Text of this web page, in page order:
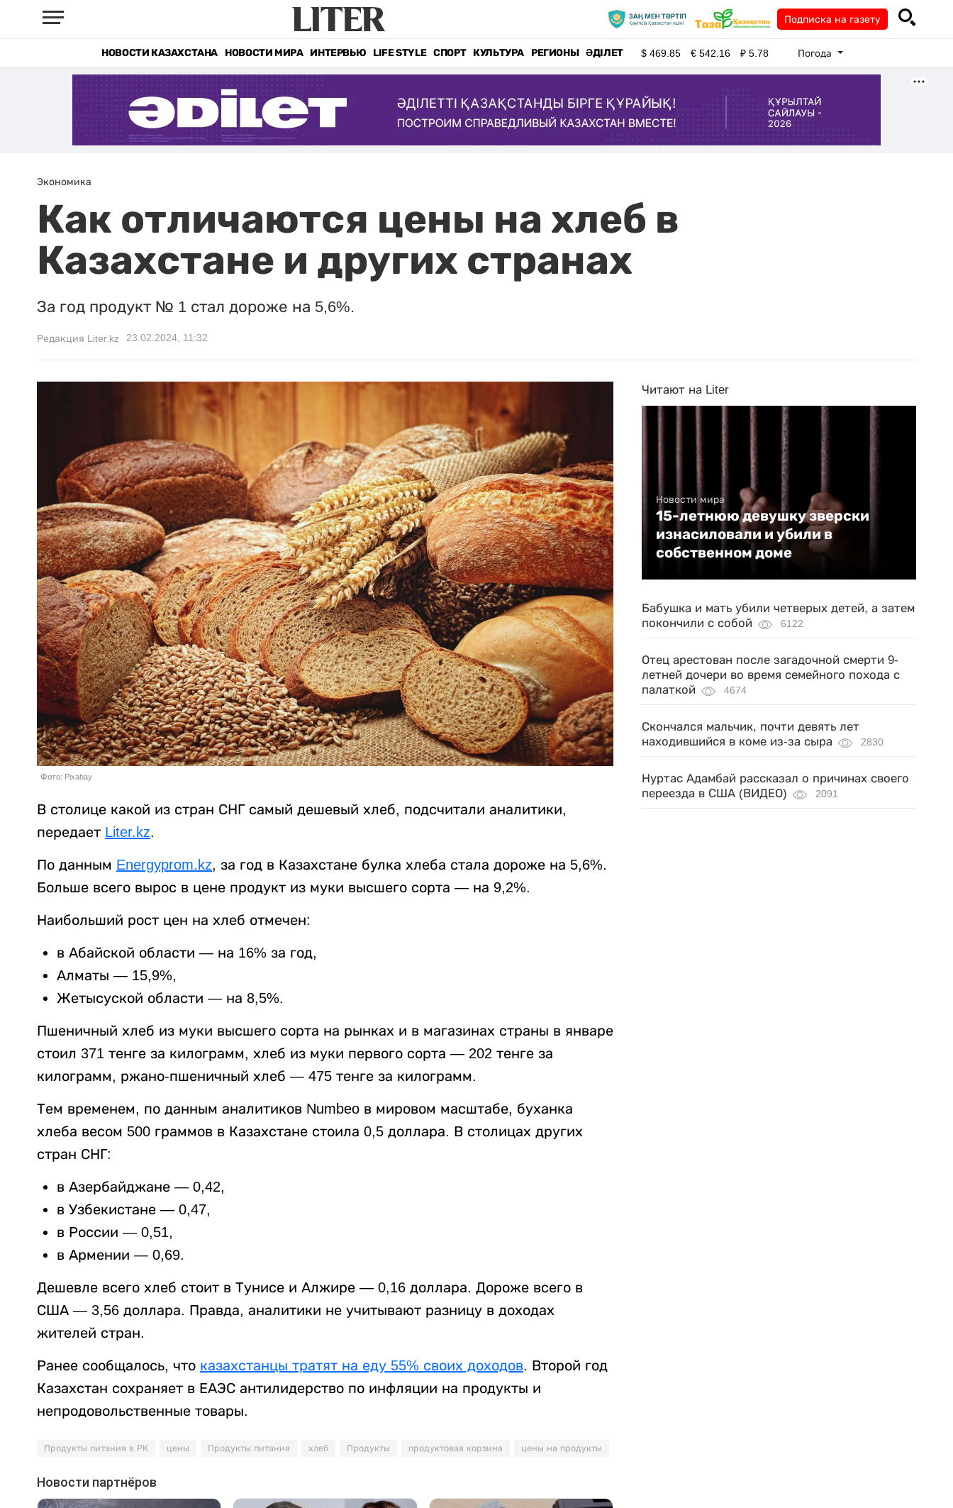
Подписка на газету
НОВОСТИ КАЗАХСТАНА НОВОСТИ МИРА ИНТЕРВЬЮ LIFE STYLE СПОРТ КУЛЬТУРА РЕГИОНЫ ӘДІЛЕТ $469.85 €542.16 ₽5.78 Погода
Экономика
Как отличаются цены на хлеб в
Казахстане и других странах
За год продукт № 1 стал дороже на 5,6%.
Редакция Liter.kz 23.02.2024, 11:32
Фото: Pixabay
В столице какой из стран СНГ самый дешевый хлеб, подсчитали аналитики,
передает Liter.kz.
По данным Energyprom.kz, за год в Казахстане булка хлеба стала дороже на 5,6%.
Больше всего вырос в цене продукт из муки высшего сорта — на 9,2%.
Наибольший рост цен на хлеб отмечен:
в Абайской области — на 16% за год,
Алматы — 15,9%,
Жетысуской области — на 8,5%.
Пшеничный хлеб из муки высшего сорта на рынках и в магазинах страны в январе
стоил 371 тенге за килограмм, хлеб из муки первого сорта — 202 тенге за
килограмм, ржано-пшеничный хлеб — 475 тенге за килограмм.
Тем временем, по данным аналитиков Numbeo в мировом масштабе, буханка
хлеба весом 500 граммов в Казахстане стоила 0,5 доллара. В столицах других
стран СНГ:
в Азербайджане — 0,42,
в Узбекистане — 0,47,
в России — 0,51,
в Армении — 0,69.
Дешевле всего хлеб стоит в Тунисе и Алжире — 0,16 доллара. Дороже всего в
США — 3,56 доллара. Правда, аналитики не учитывают разницу в доходах
жителей стран.
Ранее сообщалось, что казахстанцы тратят на еду 55% своих доходов. Второй год
Казахстан сохраняет в ЕАЭС антилидерство по инфляции на продукты и
непродовольственные товары.
Продукты питания в РК цены Продукты питания хлеб Продукты продуктовая корзина цены на продукты
Читают на Liter
Новости мира
15-летнюю девушку зверски
изнасиловали и убили в
собственном доме
Бабушка и мать убили четверых детей, а затем
покончили с собой
6122
Отец арестован после загадочной смерти 9-
летней дочери во время семейного похода с
палаткой
4674
Скончался мальчик, почти девять лет
находившийся в коме из-за сыра
2830
Нуртас Адамбай рассказал о причинах своего
переезда в США (ВИДЕО)
2091